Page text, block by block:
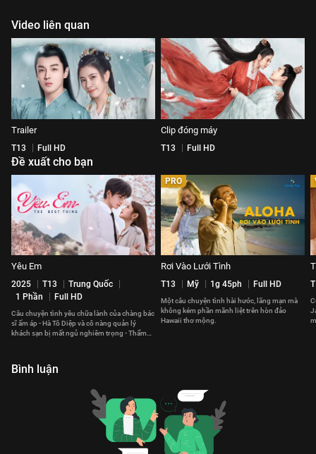
Video liên quan
Trailer
T13 Full HD
Clip đóng máy
T13 Full HD
Đề xuất cho bạn
Yêu Em
2025 T13
Trung Quốc
1 Phần
Full HD
Câu chuyện tình yêu chữa lành của chàng bác
sĩ ấm áp - Hà Tô Diệp và cô nàng quản lý
khách sạn bị mất ngủ nghiêm trọng - Thẩm
PRO
Rơi Vào Lưới Tình
T13 Mỹ 1g 45ph Full HD
Một câu chuyện tình hài hước, lãng mạn mà
không kém phần mãnh liệt trên hòn đảo
Hawaii thơ mộng.
Bình luận